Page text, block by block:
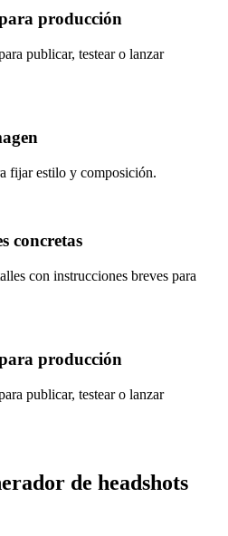
producción
publicar, testear o lanzar
fijar estilo y composición.
concretas
con instrucciones breves para
producción
publicar, testear o lanzar
de headshots